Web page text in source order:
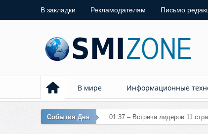
В закладки Рекламодателям Письмо
В мире Информационные
События Дня 01:37 – Встреча лидеров 11